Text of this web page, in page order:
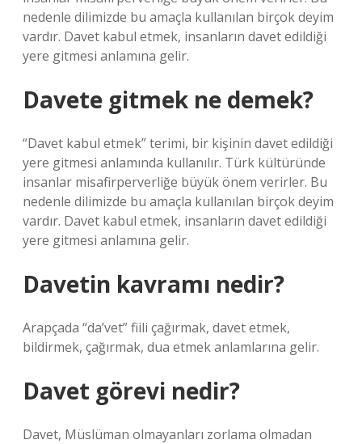
nedenle dilimizde bu amaçla kullanılan birçok deyim
vardır. Davet kabul etmek, insanların davet edildiği
yere gitmesi anlamına gelir.
Davete gitmek ne demek?
“Davet kabul etmek” terimi, bir kişinin davet edildiği
yere gitmesi anlamında kullanılır. Türk kültüründe
insanlar misafirperverliğe büyük önem verirler. Bu
nedenle dilimizde bu amaçla kullanılan birçok deyim
vardır. Davet kabul etmek, insanların davet edildiği
yere gitmesi anlamına gelir.
Davetin kavramı nedir?
Arapçada “da’vet” fiili çağırmak, davet etmek,
bildirmek, çağırmak, dua etmek anlamlarına gelir.
Davet görevi nedir?
Davet, Müslüman olmayanları zorlama olmadan